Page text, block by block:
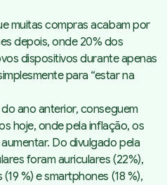
muitas compras acabam por
depois, onde 20% dos
dispositivos durante apenas
para “estar na
ano anterior, conseguem
hoje, onde pela inflação, os
Do divulgado pela
foram auriculares (22%),
%) e smartphones (18 %),